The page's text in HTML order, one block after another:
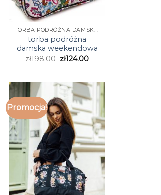
TORBA PODRÓŻNA DAMSKA WEEKENDOWA
torba podróżna
damska weekendowa
zł198.00 zł124.00
Promocja!